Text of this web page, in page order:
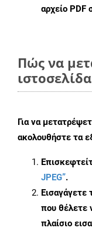
αρχείο PDF
Πώς να
Για να
ακολουθήστε τα
JPEG”.
Εισαγάγετε
που θέλετε
πλαίσιο